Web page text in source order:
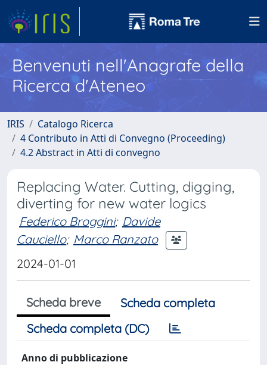
Benvenuti nell'Anagrafe della
Ricerca d'Ateneo
IRIS
Catalogo Ricerca
4 Contributo in Atti di Convegno (Proceeding)
4.2 Abstract in Atti di convegno
Replacing Water. Cutting, digging,
diverting for new water logics
Federico Broggini; Davide
Cauciello; Marco Ranzato
2024-01-01
Scheda breve
Scheda completa
Scheda completa (DC)
Anno di pubblicazione